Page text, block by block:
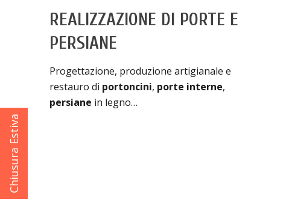
REALIZZAZIONE DI PORTE E
PERSIANE
Progettazione, produzione artigianale e
restauro di portoncini, porte interne,
persiane in legno…
Chiusura Estiva